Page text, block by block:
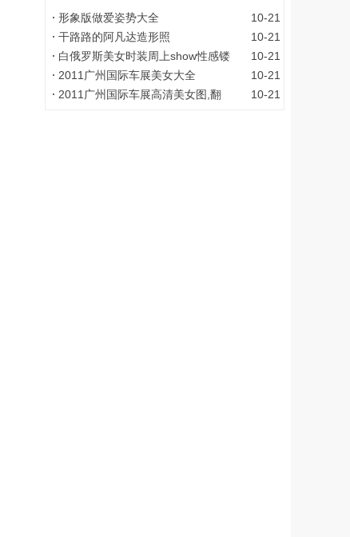
形象版做爱姿势大全
10-21
干路路的阿凡达造形照
10-21
白俄罗斯美女时装周上show性感镂
10-21
2011广州国际车展美女大全
10-21
2011广州国际车展高清美女图,翻
10-21